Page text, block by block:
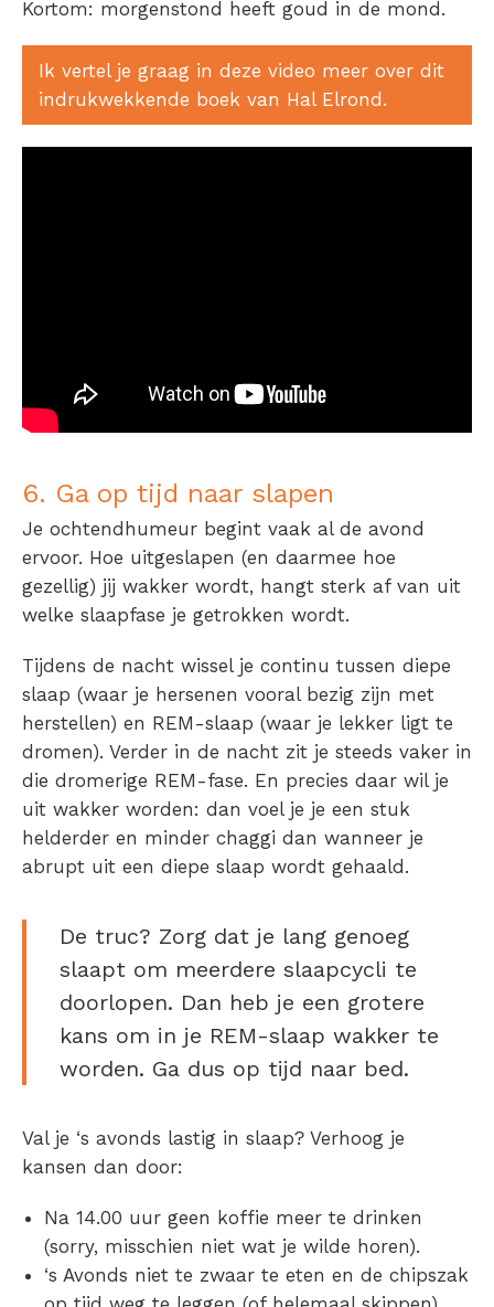
Kortom: morgenstond heeft goud in de mond.
Ik vertel je graag in deze video meer over dit
indrukwekkende boek van Hal Elrond.
6. Ga op tijd naar slapen
Je ochtendhumeur begint vaak al de avond
ervoor. Hoe uitgeslapen (en daarmee hoe
gezellig) jij wakker wordt, hangt sterk af van uit
welke slaapfase je getrokken wordt.
Tijdens de nacht wissel je continu tussen diepe
slaap (waar je hersenen vooral bezig zijn met
herstellen) en REM-slaap (waar je lekker ligt te
dromen). Verder in de nacht zit je steeds vaker in
die dromerige REM-fase. En precies daar wil je
uit wakker worden: dan voel je je een stuk
helderder en minder chaggi dan wanneer je
abrupt uit een diepe slaap wordt gehaald.
De truc? Zorg dat je lang genoeg
slaapt om meerdere slaapcycli te
doorlopen. Dan heb je een grotere
kans om in je REM-slaap wakker te
worden. Ga dus op tijd naar bed.
Val je ‘s avonds lastig in slaap? Verhoog je
kansen dan door:
Na 14.00 uur geen koffie meer te drinken
(sorry, misschien niet wat je wilde horen).
‘s Avonds niet te zwaar te eten en de chipszak